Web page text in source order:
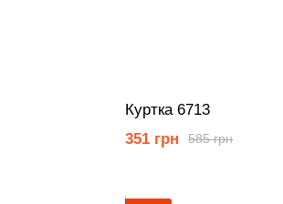
Куртка 6713
585 грн
351 грн